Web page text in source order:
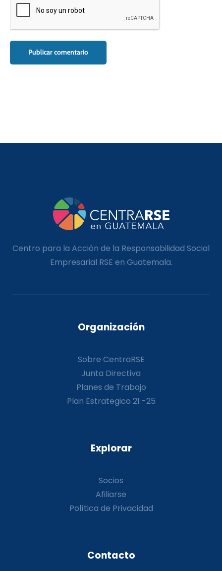
Centro para la Acción de la Responsabilidad Social
Empresarial RSE en Guatemala.
Organización
Sobre CentraRSE
Junta Directiva
Planes de Trabajo
Plan Estrategico 21 -25
Explorar
Socios
Afiliarse
Política de Privacidad
Contacto